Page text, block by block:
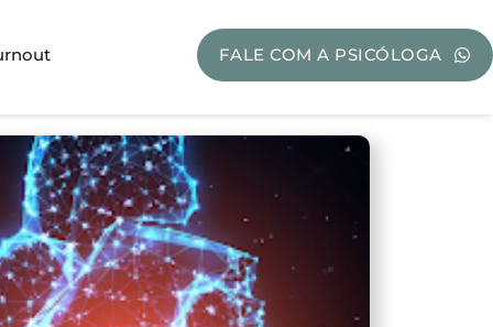
FALE COM A PSICÓLOGA